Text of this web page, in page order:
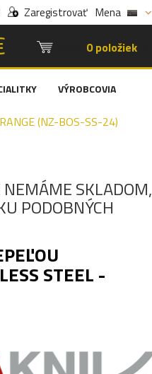
Zaregistrovať Mena
0 položiek
VÝROBCOVIA
(NZ-BOS-SS-24)
SKLADOM,
PODOBNÝCH
STEEL -